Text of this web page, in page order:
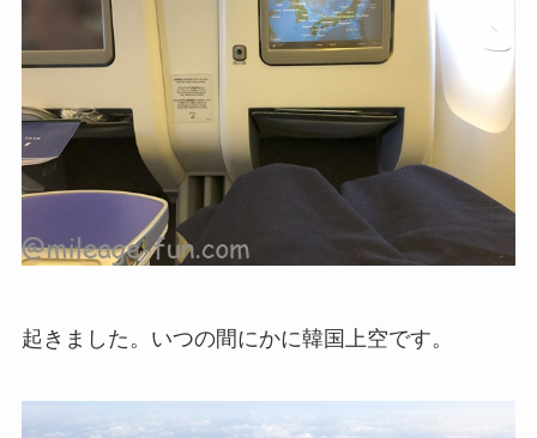
起きました。いつの間にかに韓国上空です。